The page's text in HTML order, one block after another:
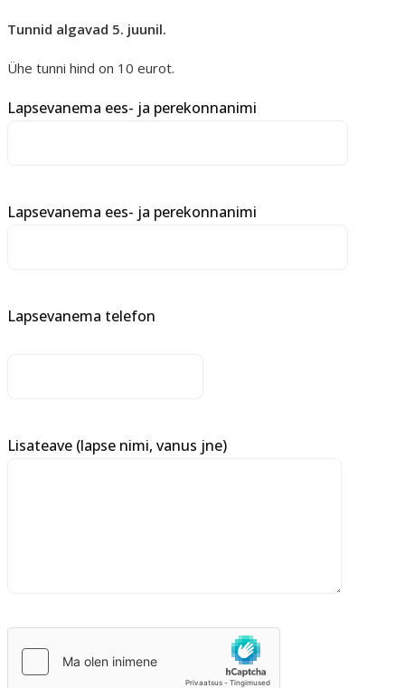
Tunnid algavad 5. juunil.
Ühe tunni hind on 10 eurot.
Lapsevanema ees- ja perekonnanimi
Lapsevanema ees- ja perekonnanimi
Lapsevanema telefon
Lisateave (lapse nimi, vanus jne)